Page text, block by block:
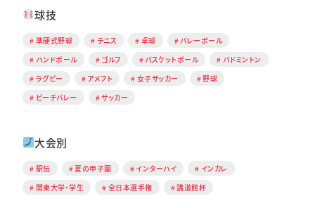
球技
準硬式野球 テニス 卓球
バレーボール
ハンドボール
ゴルフ バスケットボール
バドミントン
ラグビー
アメフト 女子サッカー
野球
ビーチバレー
サッカー
大会別
駅伝 夏の甲子園 インターハイ
インカレ
関東大学・学生
全日本選手権 講道館杯